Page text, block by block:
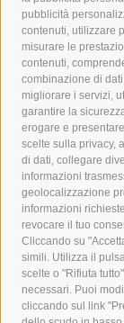
pubblicità
contenuti, utilizzare
misurare le
contenuti,
combinazione di
migliorare i servizi,
garantire la
erogare e
scelte sulla privacy,
di dati, collegare
informazioni
geolocalizzazione
informazioni
revocare il tuo
Cliccando su
simili. Utilizza il
scelte o "Rifiuta
necessari. Puoi
cliccando sul link
Asl Napoli 3 sud
castellammare di
comune di
costiera
fondazione
lavori
lorenzo
massimo coppola
penisola
protezione civile
sindaco cuomo
turismo
Vico